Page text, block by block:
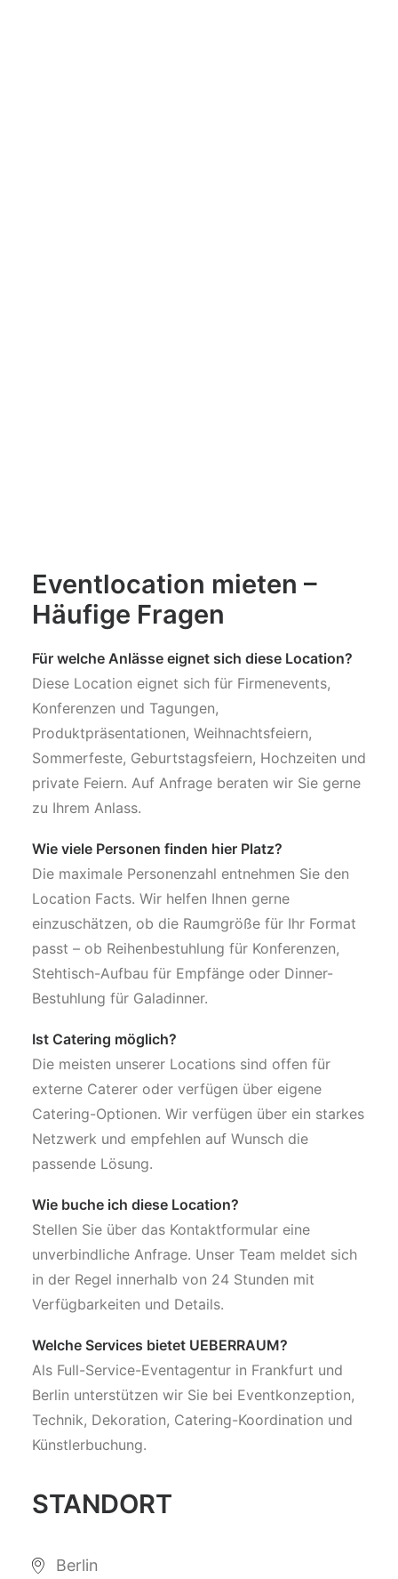
Eventlocation mieten –
Häufige Fragen
Für welche Anlässe eignet sich diese Location?
Diese Location eignet sich für Firmenevents,
Konferenzen und Tagungen,
Produktpräsentationen, Weihnachtsfeiern,
Sommerfeste, Geburtstagsfeiern, Hochzeiten und
private Feiern. Auf Anfrage beraten wir Sie gerne
zu Ihrem Anlass.
Wie viele Personen finden hier Platz?
Die maximale Personenzahl entnehmen Sie den
Location Facts. Wir helfen Ihnen gerne
einzuschätzen, ob die Raumgröße für Ihr Format
passt – ob Reihenbestuhlung für Konferenzen,
Stehtisch-Aufbau für Empfänge oder Dinner-
Bestuhlung für Galadinner.
Ist Catering möglich?
Die meisten unserer Locations sind offen für
externe Caterer oder verfügen über eigene
Catering-Optionen. Wir verfügen über ein starkes
Netzwerk und empfehlen auf Wunsch die
passende Lösung.
Wie buche ich diese Location?
Stellen Sie über das Kontaktformular eine
unverbindliche Anfrage. Unser Team meldet sich
in der Regel innerhalb von 24 Stunden mit
Verfügbarkeiten und Details.
Welche Services bietet UEBERRAUM?
Als Full-Service-Eventagentur in Frankfurt und
Berlin unterstützen wir Sie bei Eventkonzeption,
Technik, Dekoration, Catering-Koordination und
Künstlerbuchung.
STANDORT
Berlin